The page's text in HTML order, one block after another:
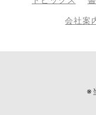
会社案
※